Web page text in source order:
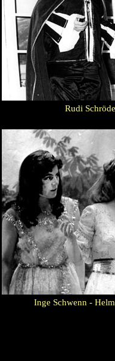
Rudi
Inge Schwenn -